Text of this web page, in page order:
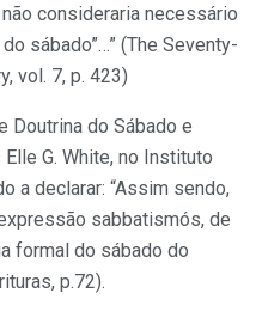
consideraria necessário
sábado”…” (The Seventy-
vol. 7, p. 423)
Doutrina do Sábado e
G. White, no Instituto
a declarar: “Assim sendo,
sabbatismós, de
formal do sábado do
p.72).